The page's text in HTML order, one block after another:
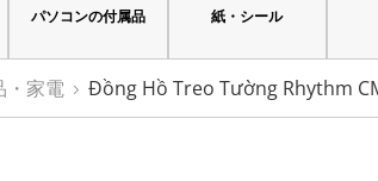
パソコンの付属品 紙・シール
・家電 Đồng Hồ Treo Tường Rhythm